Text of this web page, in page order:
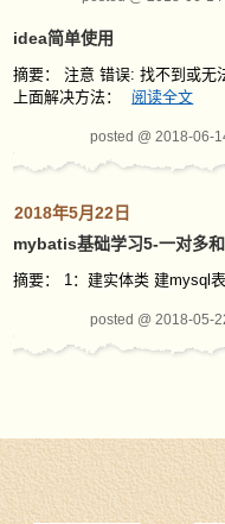
idea简单使用
摘要： 注意 错误: 找不到或无
上面解决方法：
阅读全文
posted @ 2018-06-
2018年5月22日
mybatis基础学习5-一对多
摘要： 1：建实体类 建mysql表
posted @ 2018-05-